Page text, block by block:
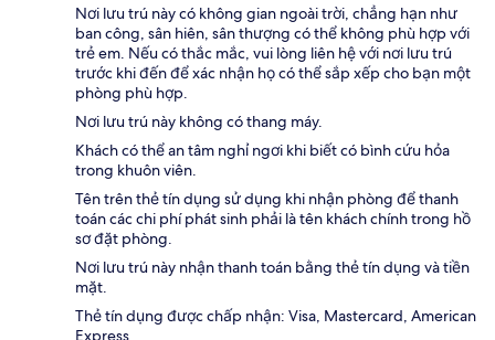
Nơi lưu trú này có không gian ngoài trời, chẳng hạn như
ban công, sân hiên, sân thượng có thể không phù hợp với
trẻ em. Nếu có thắc mắc, vui lòng liên hệ với nơi lưu trú
trước khi đến để xác nhận họ có thể sắp xếp cho bạn một
phòng phù hợp.
Nơi lưu trú này không có thang máy.
Khách có thể an tâm nghỉ ngơi khi biết có bình cứu hỏa
trong khuôn viên.
Tên trên thẻ tín dụng sử dụng khi nhận phòng để thanh
toán các chi phí phát sinh phải là tên khách chính trong hồ
sơ đặt phòng.
Nơi lưu trú này nhận thanh toán bằng thẻ tín dụng và tiền
mặt.
Thẻ tín dụng được chấp nhận: Visa, Mastercard, American
Express